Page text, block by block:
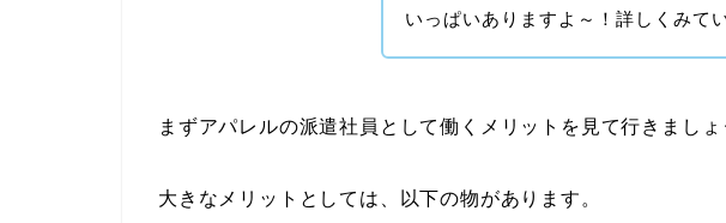
いっぱいありますよ～！詳しくみて
まずアパレルの派遣社員として働くメリットを見て行きましょ
大きなメリットとしては、以下の物があります。